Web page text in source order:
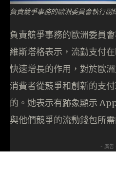
負責競爭事務的歐洲委員會執行
負責競爭事務的歐洲委員
維斯塔格表示，流勭支付
快速增長的作用，對於歐
消費者從競爭和創新的支
的。她表示有跡象顯示
與他們競爭的流動錢包所
- 廣告